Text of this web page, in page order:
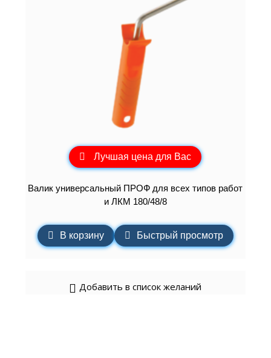
Лучшая цена для Вас
Валик универсальный ПРОФ для всех типов работ
и ЛКМ 180/48/8
В корзину Быстрый просмотр
Добавить в список желаний